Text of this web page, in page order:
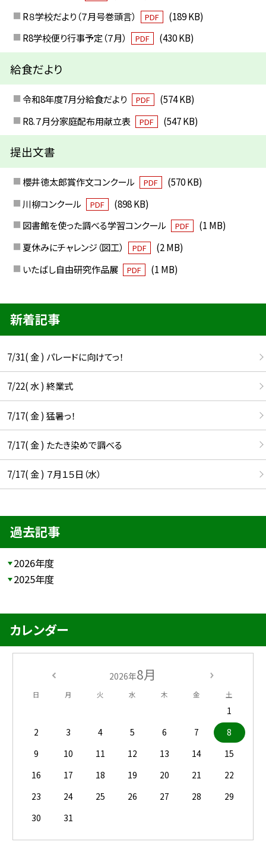
R８学校だより（７月号巻頭言）
PDF
(189 KB)
R8学校便り行事予定（７月）
PDF (430 KB)
給食だより
令和8年度7月分給食だより PDF
(574 KB)
R8.７月分家庭配布用献立表
PDF (547 KB)
提出文書
櫻井徳太郎賞作文コンクール PDF
(570 KB)
川柳コンクール
PDF
(898 KB)
図書館を使った調べる学習コンクール
PDF
(1 MB)
夏休みにチャレンジ（図工）
PDF
(2 MB)
いたばし自由研究作品展
PDF (1 MB)
新着記事
7/31( 金 ) パレードに向けてっ！
7/22( 水 ) 終業式
7/17( 金 ) 猛暑っ！
7/17( 金 ) たたき染めで調べる
7/17( 金 ) ７月１５日（水）
過去記事
2026年度
2025年度
カレンダー
2026年8月
日 月 火 水 木 金 土
1
2
3 4 5 6 7
8
9
10 11 12 13 14
15
16
17 18 19 20 21
22
23
24 25 26 27 28
29
30
31